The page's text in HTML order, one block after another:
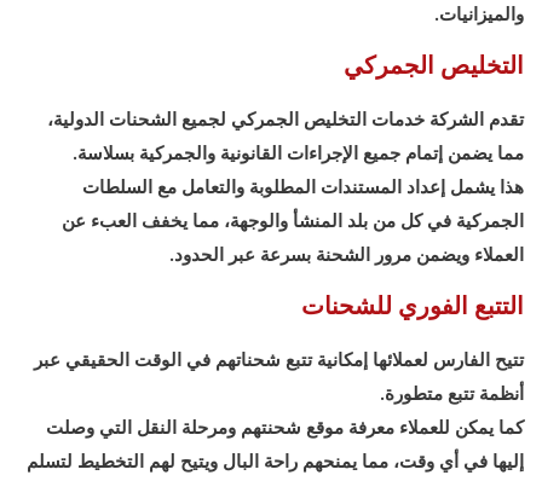
والميزانيات.
التخليص الجمركي
تقدم الشركة خدمات التخليص الجمركي لجميع الشحنات الدولية،
مما يضمن إتمام جميع الإجراءات القانونية والجمركية بسلاسة.
هذا يشمل إعداد المستندات المطلوبة والتعامل مع السلطات
الجمركية في كل من بلد المنشأ والوجهة، مما يخفف العبء عن
العملاء ويضمن مرور الشحنة بسرعة عبر الحدود.
التتبع الفوري للشحنات
تتيح الفارس لعملائها إمكانية تتبع شحناتهم في الوقت الحقيقي عبر
أنظمة تتبع متطورة.
كما يمكن للعملاء معرفة موقع شحنتهم ومرحلة النقل التي وصلت
إليها في أي وقت، مما يمنحهم راحة البال ويتيح لهم التخطيط لتسلم